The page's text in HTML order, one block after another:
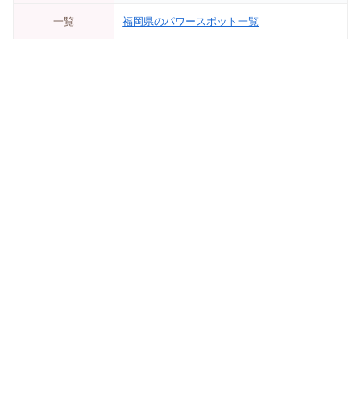
一覧 福岡県のパワースポット一覧